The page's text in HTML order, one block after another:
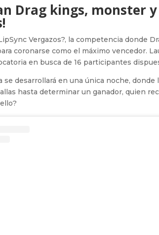
Drag kings, monster
Vergazos?, la competencia donde
coronarse como el máximo vencedor.
en busca de 16 participantes
se desarrollará en una única noche,
hasta determinar un ganador, quien